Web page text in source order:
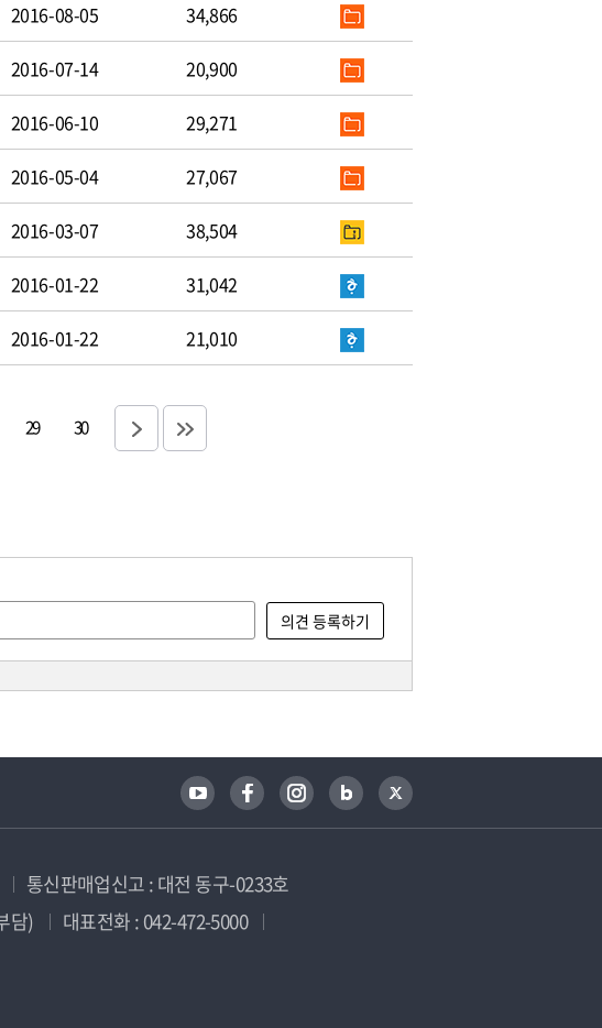
2016-08-05 34,866
2016-07-14 20,900
2016-06-10 29,271
2016-05-04 27,067
2016-03-07 38,504
2016-01-22 31,042
2016-01-22 21,010
29 30
통신판매업신고 : 대전 동구-0233호
담)
대표전화 : 042-472-5000